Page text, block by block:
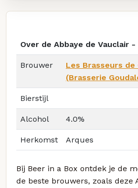
Over de Abbaye de Vauclair -
Brouwer
Les Brasseurs de
(Brasserie
Bierstijl
Alcohol 4.0%
Herkomst Arques
Bij Beer in a Box ontdek je de
de beste brouwers, zoals deze